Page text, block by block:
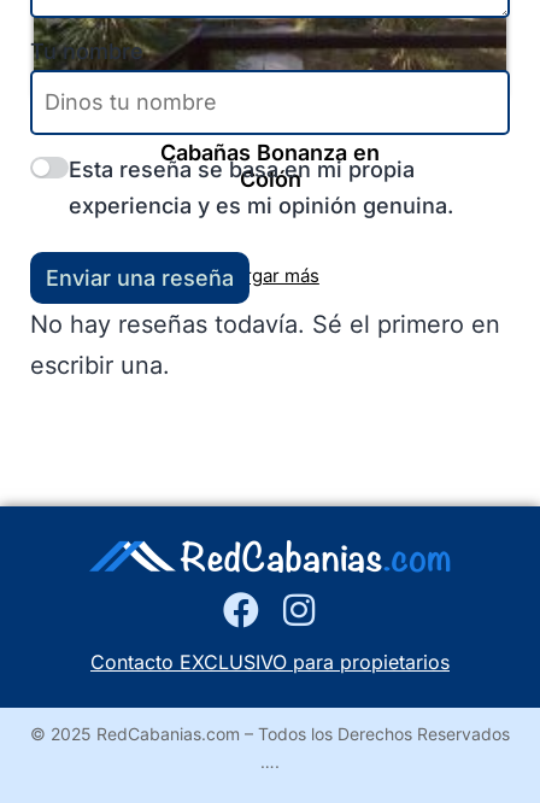
Cabañas Bonanza en
Colón
Cargar más
Tu nombre
Esta reseña se basa en mi propia
experiencia y es mi opinión genuina.
Enviar una reseña
No hay reseñas todavía. Sé el primero en
escribir una.
Contacto EXCLUSIVO para propietarios
© 2025 RedCabanias.com – Todos los Derechos Reservados
….